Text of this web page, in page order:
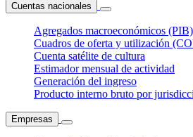
Cuentas nacionales
Agregados macroeconómicos (PIB)
Cuadros de oferta y utilización
Cuenta satélite de cultura
Estimador mensual de actividad
Generación del ingreso
Producto interno bruto por
Empresas